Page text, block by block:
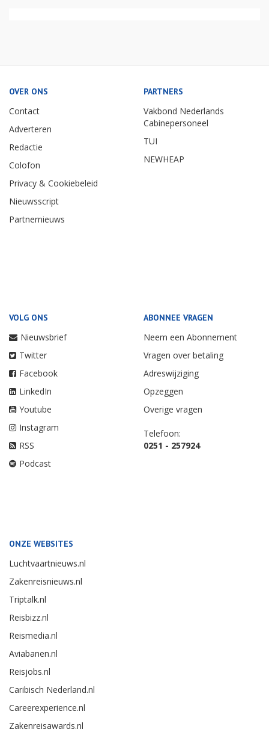
OVER ONS
Contact
Adverteren
Redactie
Colofon
Privacy & Cookiebeleid
Nieuwsscript
Partnernieuws
PARTNERS
Vakbond Nederlands
Cabinepersoneel
TUI
NEWHEAP
VOLG ONS
Nieuwsbrief
Twitter
Facebook
LinkedIn
Youtube
Instagram
RSS
Podcast
ABONNEE VRAGEN
Neem een Abonnement
Vragen over betaling
Adreswijziging
Opzeggen
Overige vragen
Telefoon:
0251 - 257924
ONZE WEBSITES
Luchtvaartnieuws.nl
Zakenreisnieuws.nl
Triptalk.nl
Reisbizz.nl
Reismedia.nl
Aviabanen.nl
Reisjobs.nl
Caribisch Nederland.nl
Careerexperience.nl
Zakenreisawards.nl